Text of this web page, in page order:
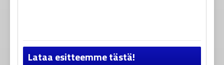
Lataa esitteemme tästä!